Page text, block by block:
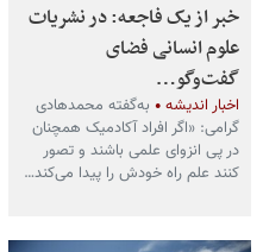
خبر از یک فاجعه: در نشریات
علوم انسانی فضای
گفت‌وگو…
اخبار اندیشه
به‌گفته محمدهادی
گرامی: «اگر افراد آکادمیک همچنان
در پی انزوای علمی باشند و تصور
کنند علم راه خودش را پیدا می‌کند…